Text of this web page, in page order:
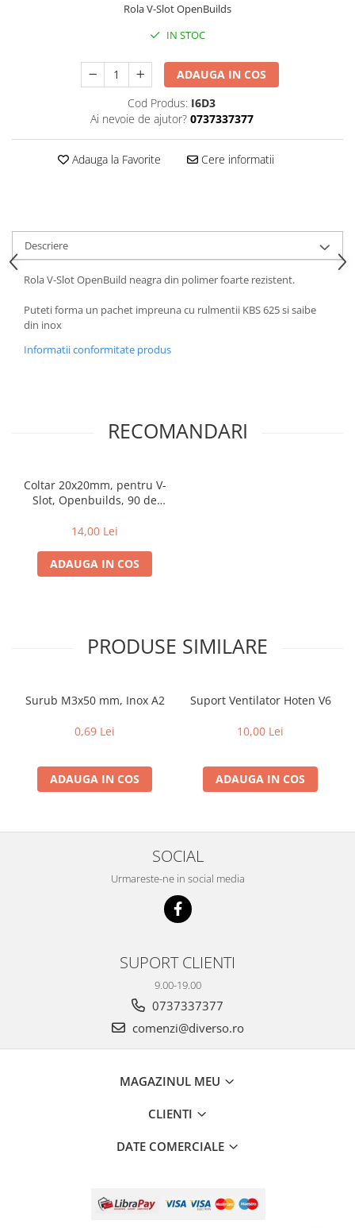
Rola V-Slot OpenBuilds
IN STOC
ADAUGA IN COS
Cod Produs: I6D3
Ai nevoie de ajutor? 0737337377
Adauga la Favorite Cere informatii
Descriere
Rola V-Slot OpenBuild neagra din polimer foarte rezistent.
Puteti forma un pachet impreuna cu rulmentii KBS 625 si saibe
din inox
Informatii conformitate produs
RECOMANDARI
Coltar 20x20mm, pentru V-
Slot, Openbuilds, 90 de
14,00 Lei
ADAUGA IN COS
PRODUSE SIMILARE
Surub M3x50 mm, Inox A2
0,69 Lei
ADAUGA IN COS
Suport Ventilator Hoten V6
10,00 Lei
ADAUGA IN COS
SOCIAL
Urmareste-ne in social media
SUPORT CLIENTI
9.00-19.00
0737337377
comenzi@diverso.ro
MAGAZINUL MEU
CLIENTI
DATE COMERCIALE